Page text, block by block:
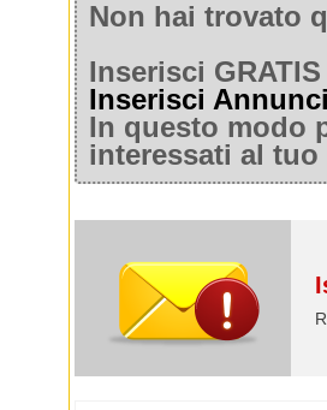
Non hai trovato
Inserisci
Inserisci
In questo modo
interessati al